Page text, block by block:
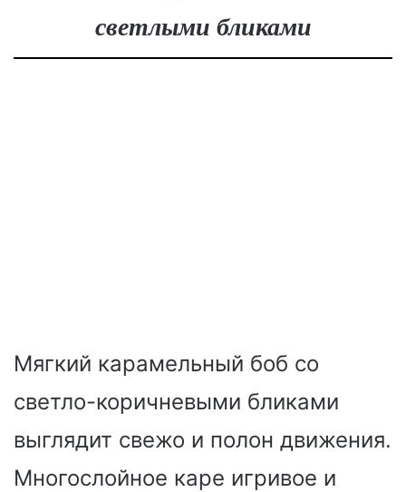
светлыми бликами
Мягкий карамельный боб со
светло-коричневыми бликами
выглядит свежо и полон движения.
Многослойное каре игривое и